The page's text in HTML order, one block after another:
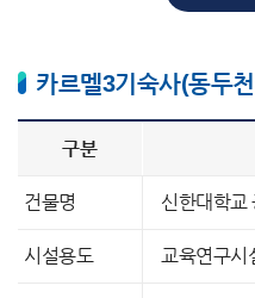
카르멜3기숙사(동두
구분
건물명 신한대학교
시설용도 교육연구시